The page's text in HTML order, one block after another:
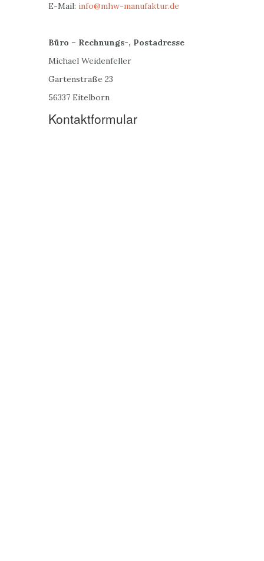
E-Mail:info@mhw-manufaktur.de
Büro – Rechnungs-, Postadresse
Michael Weidenfeller
Gartenstraße 23
56337 Eitelborn
Kontaktformular